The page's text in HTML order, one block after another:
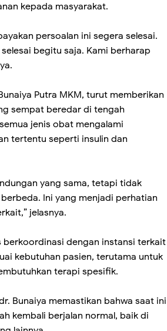
kepada masyarakat.
persoalan ini segera selesai.
begitu saja. Kami berharap
Putra MKM, turut memberikan
sempat beredar di tengah
jenis obat mengalami
tertentu seperti insulin dan
yang sama, tetapi tidak
Ini yang menjadi perhatian
jelasnya.
berkoordinasi dengan instansi terkait
kebutuhan pasien, terutama untuk
terapi spesifik.
Bunaiya memastikan bahwa saat ini
kembali berjalan normal, baik di